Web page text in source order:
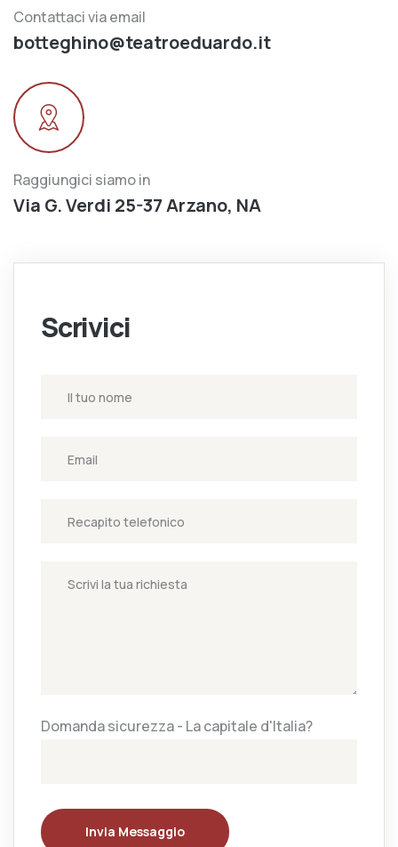
Contattaci via email
botteghino@teatroeduardo.it
Raggiungici siamo in
Via G. Verdi 25-37 Arzano, NA
Scrivici
Domanda sicurezza - La capitale d'Italia?
Invia Messaggio